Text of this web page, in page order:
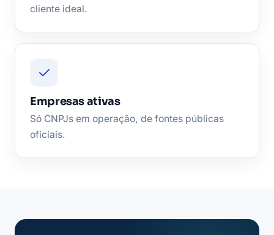
cliente ideal.
Empresas ativas
Só CNPJs em operação, de fontes públicas
oficiais.